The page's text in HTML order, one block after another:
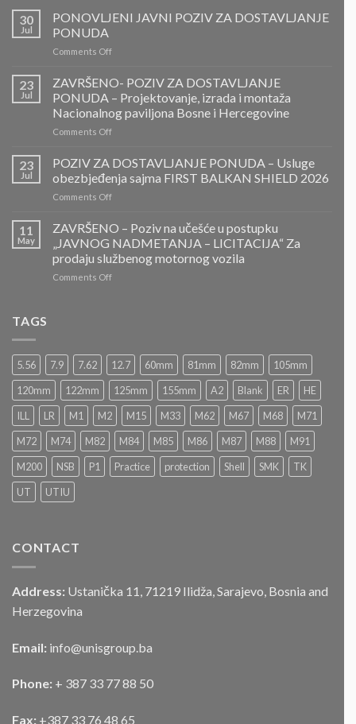
30
Jul
PONOVLJENI JAVNI POZIV ZA DOSTAVLJANJE
PONUDA
Comments Offon
JAVNI
POZIV
ZA
DOSTAVLJANJE
PONUDA
23
Jul
ZAVRŠENO- POZIV ZA DOSTAVLJANJE
PONUDA – Projektovanje, izrada i montaža
Nacionalnog paviljona Bosne i Hercegovine
Comments Offon
POZIV
ZA
DOSTAVLJANJE
PONUDA
Projektovanje,
izrada
montaža
Nacionalnog
23
Jul
POZIV ZA DOSTAVLJANJE PONUDA – Usluge
obezbjeđenja sajma FIRST BALKAN SHIELD 2026
Comments Offon
ZA
DOSTAVLJANJE
PONUDA
–
Usluge
2026
11
May
ZAVRŠENO – Poziv na učešće u postupku
„JAVNOG NADMETANJA – LICITACIJA“ Za
prodaju službenog motornog vozila
Comments Offon
u
postupku
„JAVNOG
NADMETANJA
–
LICITACIJA“
Za
prodaju
službenog
motornog
TAGS
5.56 7.9 7.62 12.7 60mm 81mm 82mm
105mm
120mm
122mm 125mm 155mm A2 Blank ER
HE
ILL
LR M1 M2 M15 M33 M62 M67 M68
M71
M72
M74 M82 M84 M85 M86 M87 M88
M91
M200
NSB P1 Practice protection Shell SMK
TK
UT
UTIU
CONTACT
Address: Ustanička 11, 71219 Ilidža, Sarajevo, Bosnia and
Herzegovina
Email: info@unisgroup.ba
Phone: + 387 33 77 88 50
Fax: +387 33 76 48 65